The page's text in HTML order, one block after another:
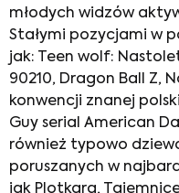
młodych widzów
Stałymi pozycjami w
jak: Teen wolf:
90210, Dragon Ball Z,
konwencji znanej
Guy serial American
również typowo
poruszanych w
jak Plotkara,